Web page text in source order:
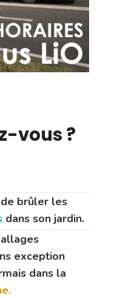
vous ?
brûler les
dans son jardin.
exception
dans la